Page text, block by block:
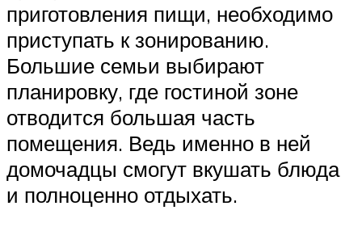
приготовления пищи, необходимо
приступать к зонированию.
Большие семьи выбирают
планировку, где гостиной зоне
отводится большая часть
помещения. Ведь именно в ней
домочадцы смогут вкушать блюда
и полноценно отдыхать.